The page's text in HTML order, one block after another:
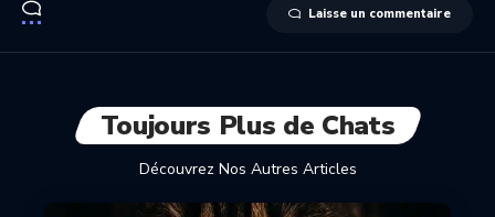
Laisse un commentaire
Toujours Plus de Chats
Découvrez Nos Autres Articles